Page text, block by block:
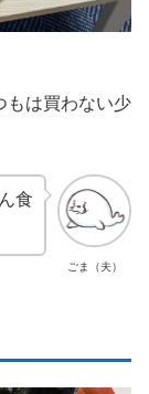
もは買わない少
ごま（夫）
食